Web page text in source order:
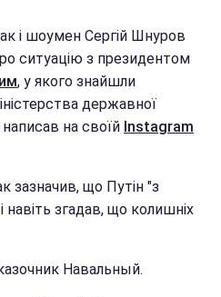
і шоумен Сергій Шнуров
ситуацію з президентом
, у якого знайшли
державної
на своїй Instagram
зазначив, що Путін "з
навіть згадав, що колишніх
Навальный.